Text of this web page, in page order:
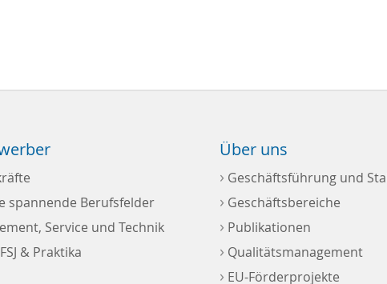
spannende Berufsfelder
Service und Technik
& Praktika
Über uns
› Geschäftsführung und
› Geschäftsbereiche
› Publikationen
› Qualitätsmanagement
› EU-Förderprojekte